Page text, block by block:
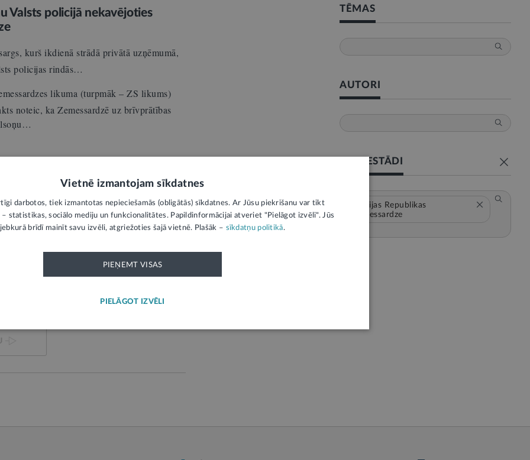
Valsts policijā nekavējoties
kurš ikdienā strādā privātā uzņēmumā,
policijas rindās…
likuma (turpmāk – ZS likums)
noteic, ka Zemessardzē uz brīvprātības
Zemessardzē nepieņem
rīcības rezultātā tiku tiesāts (un atzīts
likuma 14.pants „Uzņemšana
nevar būt persona, attiecībā uz kuru ir
spriedums…
TĒMAS
AUTORI
PAR IESTĀDI
Latvijas Republikas
Zemessardze
Vietnē izmantojam sīkdatnes
darbotos, tiek izmantotas nepieciešamās (obligātās) sīkdatnes. Ar Jūsu piekrišanu var tikt
statistikas, sociālo mediju un funkcionalitātes. Papildinformācijai atveriet "Pielāgot izvēli". Jūs
brīdī mainīt savu izvēli, atgriežoties šajā vietnē. Plašāk – sīkdatņu politikā.
PIEŅEMT VISAS
PIELĀGOT IZVĒLI